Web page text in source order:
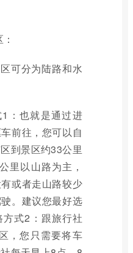
可分为陆路和水
：也就是通过进
前往，您可以自
到景区约33公里
里以山路为主，
或者走山路较少
。建议您最好选
式2：跟旅行社
，您只需要将车